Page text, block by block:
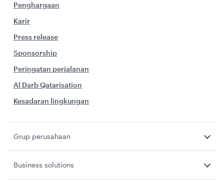
Penghargaan
Karir
Press release
Sponsorship
Peringatan perjalanan
Al Darb Qatarisation
Kesadaran lingkungan
Grup perusahaan
Business solutions